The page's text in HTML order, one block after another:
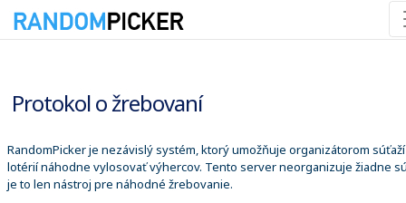
Protokol o žrebovaní
RandomPicker je nezávislý systém, ktorý umožňuje organizátorom
lotérií náhodne vylosovať výhercov. Tento server neorganizuje žiadne
je to len nástroj pre náhodné žrebovanie.